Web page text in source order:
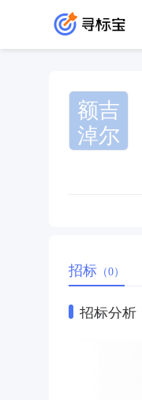
额吉
淖尔
招标 （0）
招标分析